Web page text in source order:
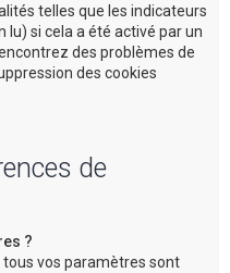
telles que les indicateurs
lu) si cela a été activé par un
des problèmes de
des cookies
de
?
vos paramètres sont